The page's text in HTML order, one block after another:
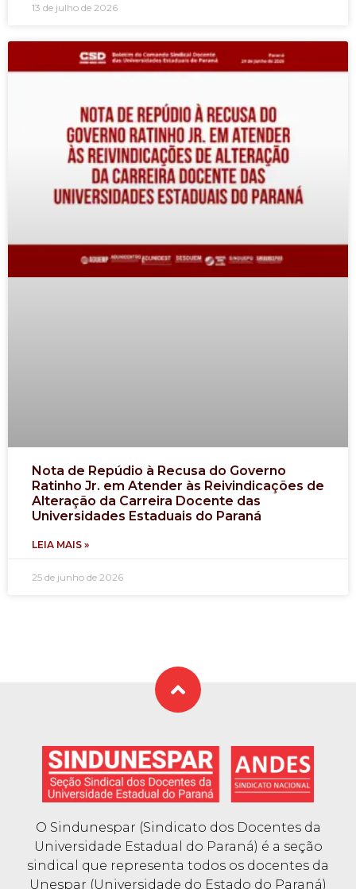
13 de julho de 2026
Nota de Repúdio à Recusa do Governo
Ratinho Jr. em Atender às Reivindicações de
Alteração da Carreira Docente das
Universidades Estaduais do Paraná
LEIA MAIS »
25 de junho de 2026
O Sindunespar (Sindicato dos Docentes da
Universidade Estadual do Paraná) é a seção
sindical que representa todos os docentes da
Unespar (Universidade do Estado do Paraná)